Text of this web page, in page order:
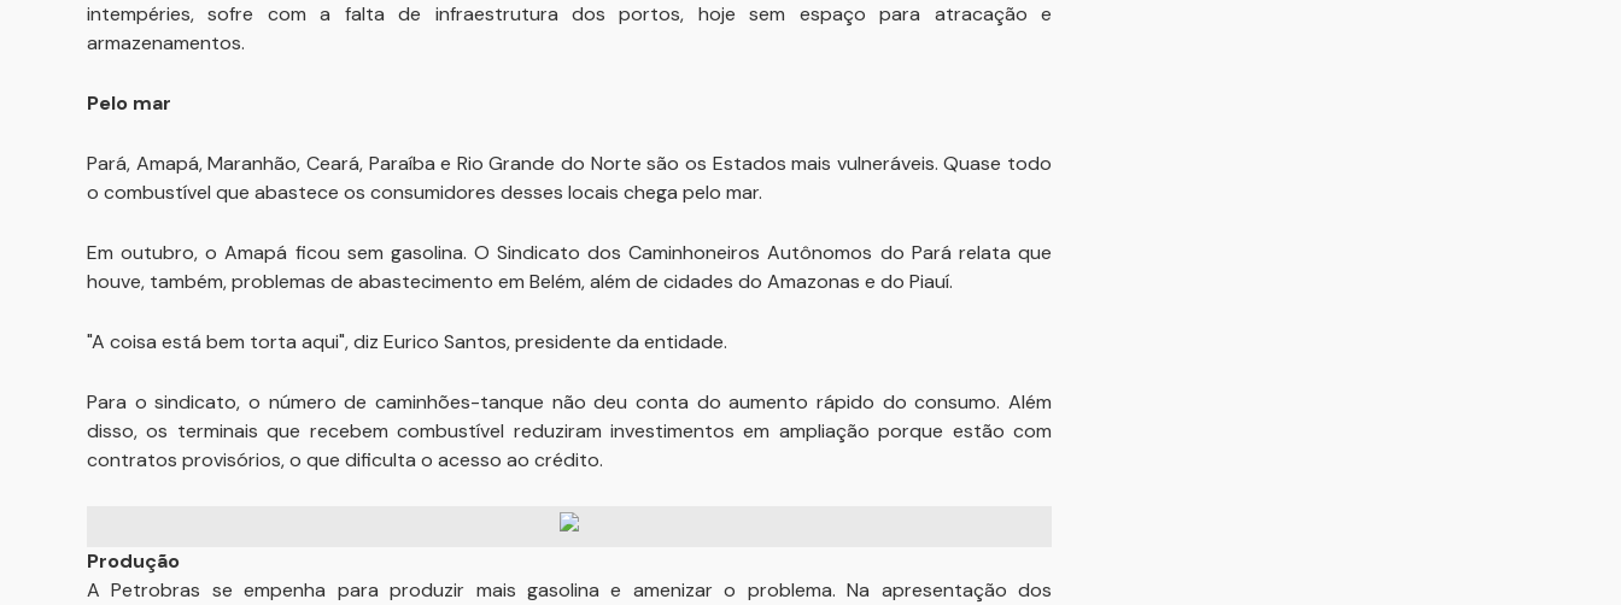
intempéries, sofre com a falta de infraestrutura dos portos, hoje sem espaço para atracação e
armazenamentos.
Pelo mar
Pará, Amapá, Maranhão, Ceará, Paraíba e Rio Grande do Norte são os Estados mais vulneráveis. Quase todo
o combustível que abastece os consumidores desses locais chega pelo mar.
Em outubro, o Amapá ficou sem gasolina. O Sindicato dos Caminhoneiros Autônomos do Pará relata que
houve, também, problemas de abastecimento em Belém, além de cidades do Amazonas e do Piauí.
"A coisa está bem torta aqui", diz Eurico Santos, presidente da entidade.
Para o sindicato, o número de caminhões-tanque não deu conta do aumento rápido do consumo. Além
disso, os terminais que recebem combustível reduziram investimentos em ampliação porque estão com
contratos provisórios, o que dificulta o acesso ao crédito.
Produção
A Petrobras se empenha para produzir mais gasolina e amenizar o problema. Na apresentação dos